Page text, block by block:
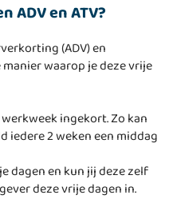
ADV en ATV?
(ADV) en
waarop je deze vrije
ingekort. Zo kan
iedere 2 weken een middag
dagen en kun jij deze zelf
deze vrije dagen in.